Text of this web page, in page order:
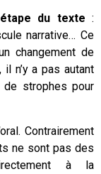
étape du texte :
narrative… Ce
changement de
n’y a pas autant
de strophes pour
Contrairement
ne sont pas des
à la